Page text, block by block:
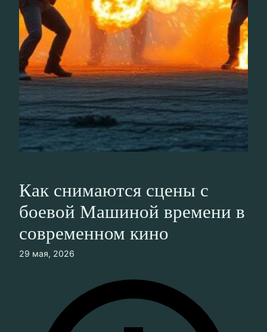
Как снимаются сцены с
боевой Машиной времени в
современном кино
29 мая, 2026